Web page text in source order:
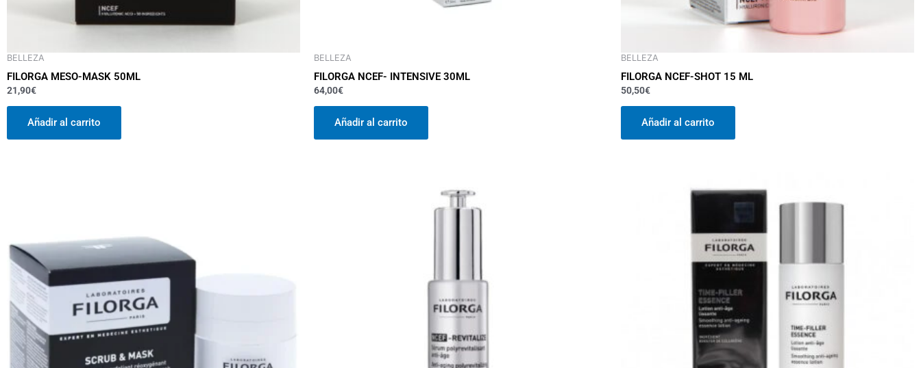
BELLEZA
FILORGA MESO-MASK 50ML
21,90€
Añadir al carrito
BELLEZA
FILORGA NCEF- INTENSIVE 30ML
64,00€
Añadir al carrito
BELLEZA
FILORGA NCEF-SHOT 15 ML
50,50€
Añadir al carrito